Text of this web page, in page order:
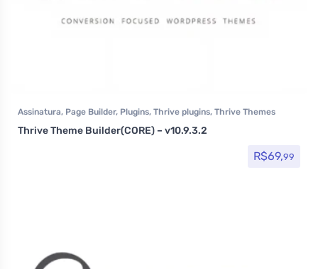
Assinatura, Page Builder, Plugins, Thrive plugins, Thrive Themes
Thrive Theme Builder(CORE) – v10.9.3.2
R$69,99